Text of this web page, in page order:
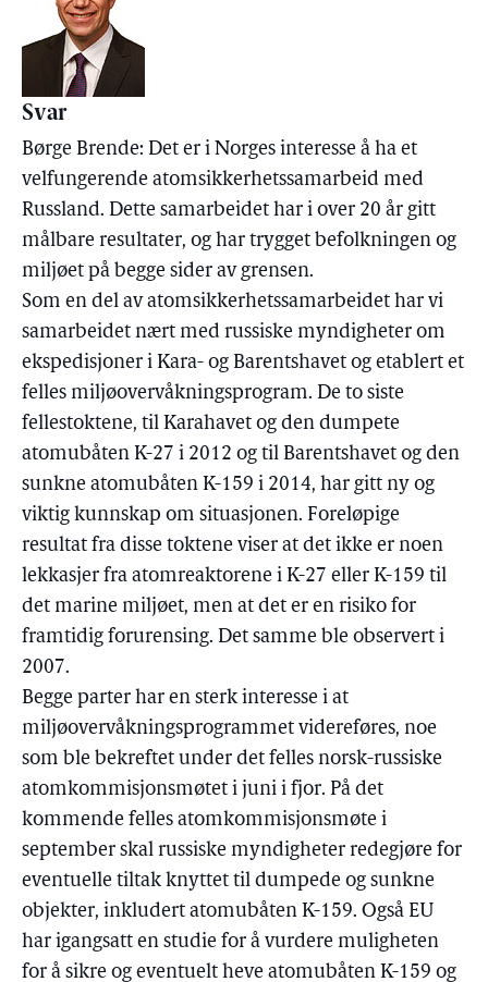
Svar
Børge Brende: Det er i Norges interesse å ha et
velfungerende atomsikkerhetssamarbeid med
Russland. Dette samarbeidet har i over 20 år gitt
målbare resultater, og har trygget befolkningen og
miljøet på begge sider av grensen.
Som en del av atomsikkerhetssamarbeidet har vi
samarbeidet nært med russiske myndigheter om
ekspedisjoner i Kara- og Barentshavet og etablert et
felles miljøovervåkningsprogram. De to siste
fellestoktene, til Karahavet og den dumpete
atomubåten K-27 i 2012 og til Barentshavet og den
sunkne atomubåten K-159 i 2014, har gitt ny og
viktig kunnskap om situasjonen. Foreløpige
resultat fra disse toktene viser at det ikke er noen
lekkasjer fra atomreaktorene i K-27 eller K-159 til
det marine miljøet, men at det er en risiko for
framtidig forurensing. Det samme ble observert i
2007.
Begge parter har en sterk interesse i at
miljøovervåkningsprogrammet videreføres, noe
som ble bekreftet under det felles norsk-russiske
atomkommisjonsmøtet i juni i fjor. På det
kommende felles atomkommisjonsmøte i
september skal russiske myndigheter redegjøre for
eventuelle tiltak knyttet til dumpede og sunkne
objekter, inkludert atomubåten K-159. Også EU
har igangsatt en studie for å vurdere muligheten
for å sikre og eventuelt heve atomubåten K-159 og